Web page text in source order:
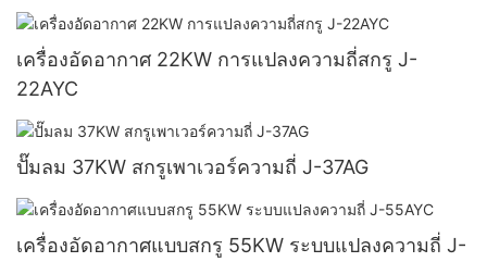
เครื่องอัดอากาศ 22KW การแปลงความถี่สกรู J-
22AYC
ปั๊มลม 37KW สกรูเพาเวอร์ความถี่ J-37AG
เครื่องอัดอากาศแบบสกรู 55KW ระบบแปลงความถี่ J-